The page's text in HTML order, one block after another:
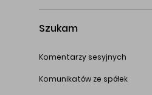
Szukam
Komentarzy sesyjnych
Komunikatów ze spółek